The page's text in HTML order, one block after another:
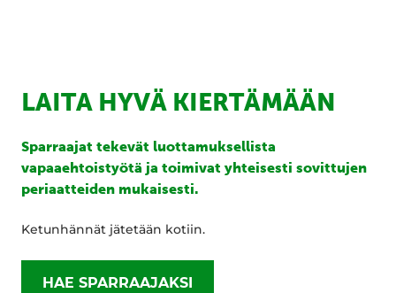
LAITA HYVÄ KIERTÄMÄÄN
Sparraajat tekevät luottamuksellista
vapaaehtoistyötä ja toimivat yhteisesti sovittujen
periaatteiden mukaisesti.
Ketunhännät jätetään kotiin.
HAE SPARRAAJAKSI